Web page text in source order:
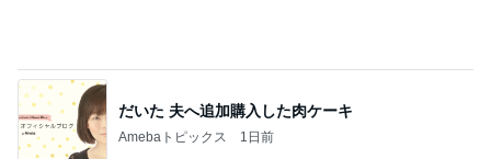
梅干しでまさかの失敗した学童弁当
Amebaトピックス 1日前